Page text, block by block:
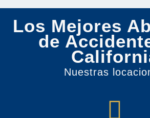
Los Mejores
de
Nuestras